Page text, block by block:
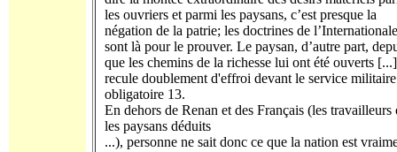
les ouvriers et parmi les paysans, c’est presque la
négation de la patrie; les doctrines de l’Internationale
sont là pour le prouver. Le paysan, d’autre part,
que les chemins de la richesse lui ont été ouverts
recule doublement d'effroi devant le service militaire
obligatoire 13.
En dehors de Renan et des Français (les travailleurs
les paysans déduits
...), personne ne sait donc ce que la nation est